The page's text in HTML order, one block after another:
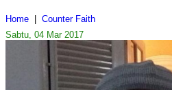
Home
Counter Faith
Sabtu, 04 Mar 2017